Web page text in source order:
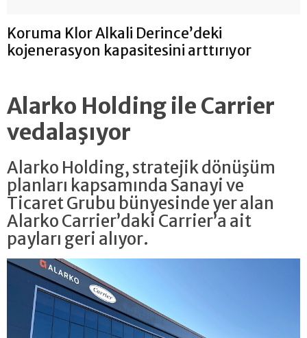
Koruma Klor Alkali Derince’deki
kojenerasyon kapasitesini arttırıyor
Alarko Holding ile Carrier
vedalaşıyor
Alarko Holding, stratejik dönüşüm
planları kapsamında Sanayi ve
Ticaret Grubu bünyesinde yer alan
Alarko Carrier’daki Carrier’a ait
payları geri alıyor.